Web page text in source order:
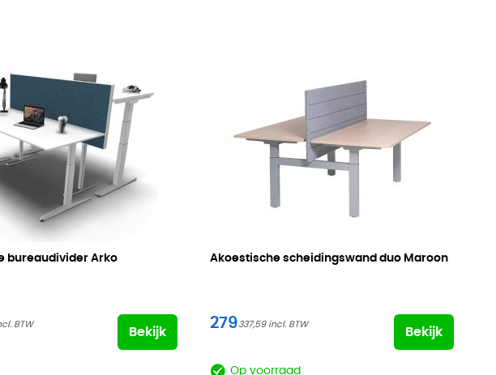
bureaudivider Arko
Bekijk
Akoestische scheidingswand duo Maroon
279337,59
Bekijk
Op voorraad